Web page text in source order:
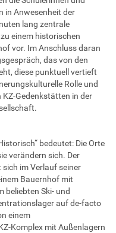
in Anwesenheit der
lang zentrale
einem historischen
vor. Im Anschluss daran
das von den
diese punktuell vertieft
Rolle und
KZ-Gedenkstätten in der
bedeutet: Die Orte
verändern sich. Der
im Verlauf seiner
Bauernhof mit
beliebten Ski- und
auf de-facto
einem
Komplex mit Außenlagern